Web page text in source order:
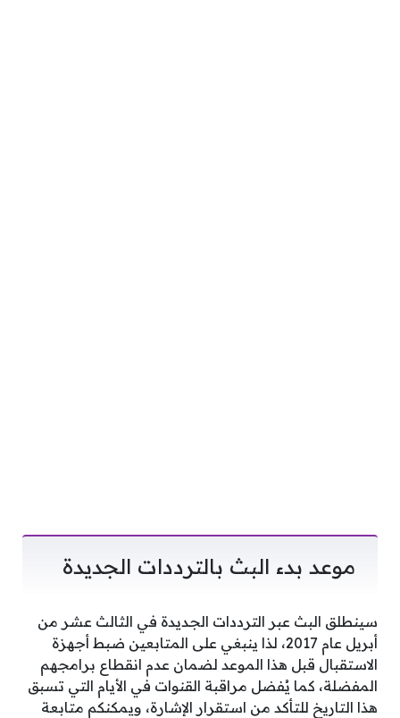
موعد بدء البث بالترددات الجديدة
سينطلق البث عبر الترددات الجديدة في الثالث عشر من
أبريل عام 2017، لذا ينبغي على المتابعين ضبط أجهزة
الاستقبال قبل هذا الموعد لضمان عدم انقطاع برامجهم
المفضلة، كما يُفضل مراقبة القنوات في الأيام التي تسبق
هذا التاريخ للتأكد من استقرار الإشارة، ويمكنكم متابعة